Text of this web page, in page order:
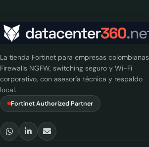
La tienda Fortinet para empresas
Firewalls NGFW, switching seguro y Wi-Fi
corporativo, con asesoría técnica y respaldo
local.
Fortinet Authorized Partner